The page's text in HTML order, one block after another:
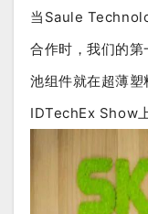
当Saule
合作时，我们的
池组件就在超薄
IDTechEx Show